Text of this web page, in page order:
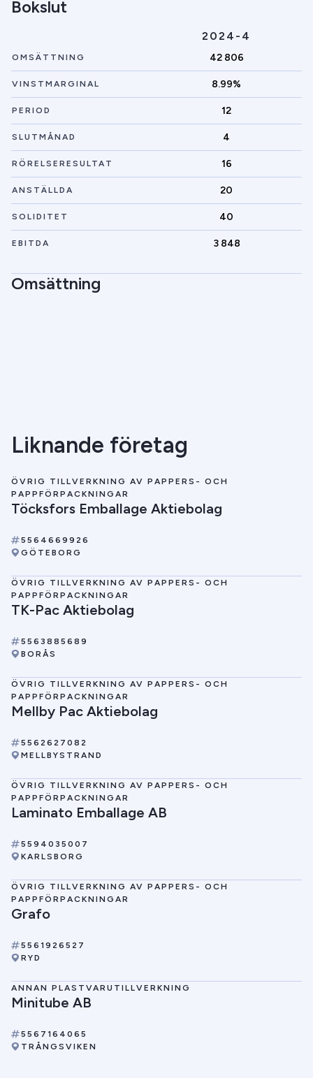
Bokslut
2024-4
OMSÄTTNING 42 806
VINSTMARGINAL 8.99%
PERIOD 12
SLUTMÅNAD 4
RÖRELSERESULTAT 16
ANSTÄLLDA 20
SOLIDITET 40
EBITDA 3 848
Omsättning
Liknande företag
ÖVRIG TILLVERKNING AV PAPPERS- OCH
PAPPFÖRPACKNINGAR
Töcksfors Emballage Aktiebolag
5564669926
GÖTEBORG
ÖVRIG TILLVERKNING AV PAPPERS- OCH
PAPPFÖRPACKNINGAR
TK-Pac Aktiebolag
5563885689
BORÅS
ÖVRIG TILLVERKNING AV PAPPERS- OCH
PAPPFÖRPACKNINGAR
Mellby Pac Aktiebolag
5562627082
MELLBYSTRAND
ÖVRIG TILLVERKNING AV PAPPERS- OCH
PAPPFÖRPACKNINGAR
Laminato Emballage AB
5594035007
KARLSBORG
ÖVRIG TILLVERKNING AV PAPPERS- OCH
PAPPFÖRPACKNINGAR
Grafo
5561926527
RYD
ANNAN PLASTVARUTILLVERKNING
Minitube AB
5567164065
TRÅNGSVIKEN